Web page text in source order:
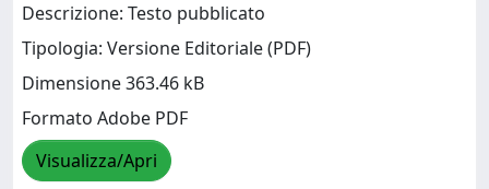
Descrizione: Testo pubblicato
Tipologia: Versione Editoriale (PDF)
Dimensione 363.46 kB
Formato Adobe PDF
Visualizza/Apri